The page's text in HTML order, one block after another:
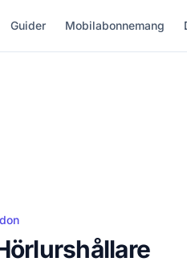
Guider Mobilabonnemang